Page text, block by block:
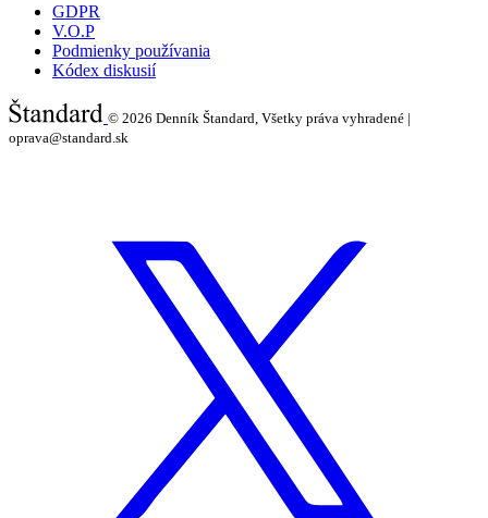
GDPR
V.O.P
Podmienky používania
Kódex diskusií
© 2026 Denník Štandard, Všetky práva vyhradené |
oprava@standard.sk